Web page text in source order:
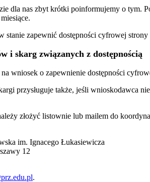
dla nas zbyt krótki poinformujemy o tym.
stanie zapewnić dostępności cyfrowej
i skarg związanych z dostępnością
wniosek o zapewnienie dostępności
przysługuje także, jeśli wnioskodawca
złożyć listownie lub mailem do
im. Ignacego Łukasiewicza
12
.